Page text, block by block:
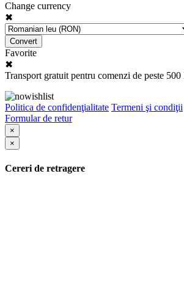
Change currency
✖
Convert
Favorite
✖
Transport gratuit pentru comenzi de peste
Politica de confidenţialitate Termeni şi condiţii
Formular de retur
×
×
Cereri de retragere